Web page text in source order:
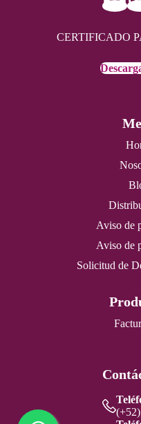
CERTIFICADO
Aviso de
Aviso de
Solicitud de